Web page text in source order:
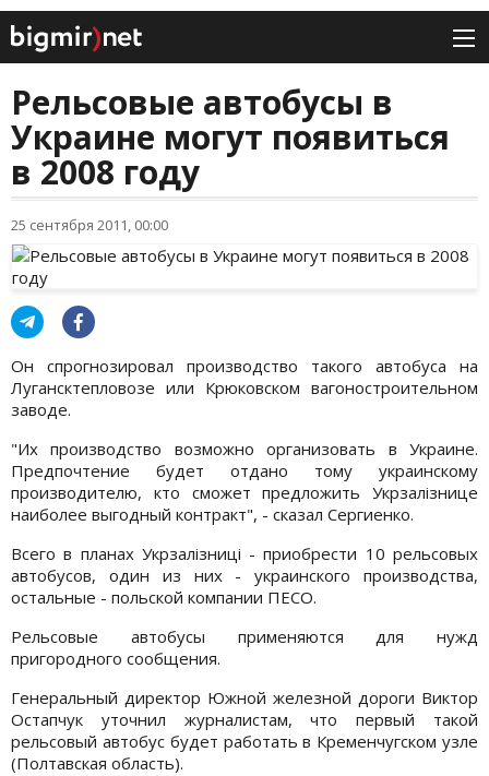
Рельсовые автобусы в
Украине могут появиться
в 2008 году
25 сентября 2011, 00:00
Он спрогнозировал производство такого автобуса на
Лугансктепловозе или Крюковском вагоностроительном
заводе.
"Их производство возможно организовать в Украине.
Предпочтение будет отдано тому украинскому
производителю, кто сможет предложить Укрзалізнице
наиболее выгодный контракт", - сказал Сергиенко.
Всего в планах Укрзалізниці - приобрести 10 рельсовых
автобусов, один из них - украинского производства,
остальные - польской компании ПЕСО.
Рельсовые автобусы применяются для нужд
пригородного сообщения.
Генеральный директор Южной железной дороги Виктор
Остапчук уточнил журналистам, что первый такой
рельсовый автобус будет работать в Кременчугском узле
(Полтавская область).